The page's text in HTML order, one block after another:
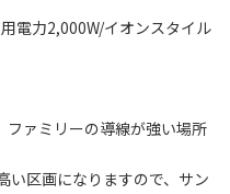
電力2,000W/イオンスタイル
ファミリーの導線が強い場所
い区画になりますので、サン